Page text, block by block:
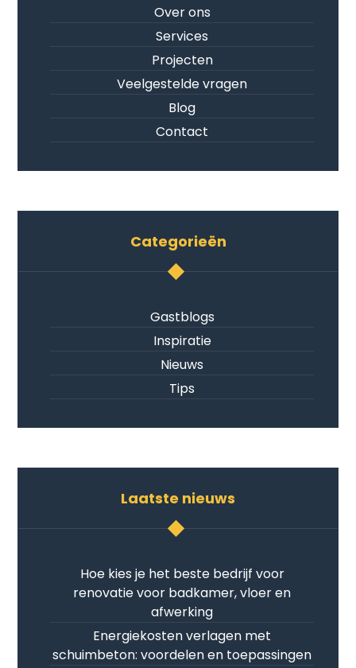
Over ons
Services
Projecten
Veelgestelde vragen
Blog
Contact
Categorieën
Gastblogs
Inspiratie
Nieuws
Tips
Laatste nieuws
Hoe kies je het beste bedrijf voor
renovatie voor badkamer, vloer en
afwerking
Energiekosten verlagen met
schuimbeton: voordelen en toepassingen